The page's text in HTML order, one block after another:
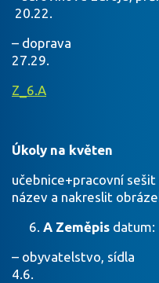
20.22.
–
27.29.
Z_6.A
Úkoly na květen
učebnice+pracovní
název a nakreslit
A Zeměpis datum:
–
4.6.